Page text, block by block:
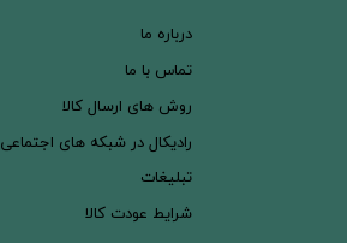
درباره ما
تماس با ما
روش های ارسال کالا
رادیکال در شبکه های اجتماعی
تبلیغات
شرایط عودت کالا